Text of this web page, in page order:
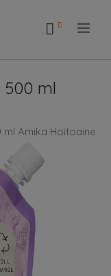
500 ml
ml Amika Hoitoaine